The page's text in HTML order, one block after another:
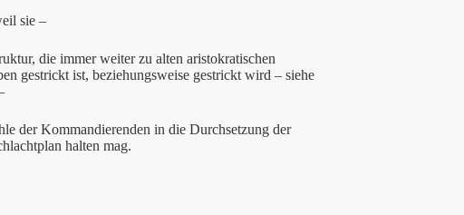
sie –
die immer weiter zu alten aristokratischen
gestrickt ist, beziehungsweise gestrickt wird – siehe
der Kommandierenden in die Durchsetzung der
halten mag.